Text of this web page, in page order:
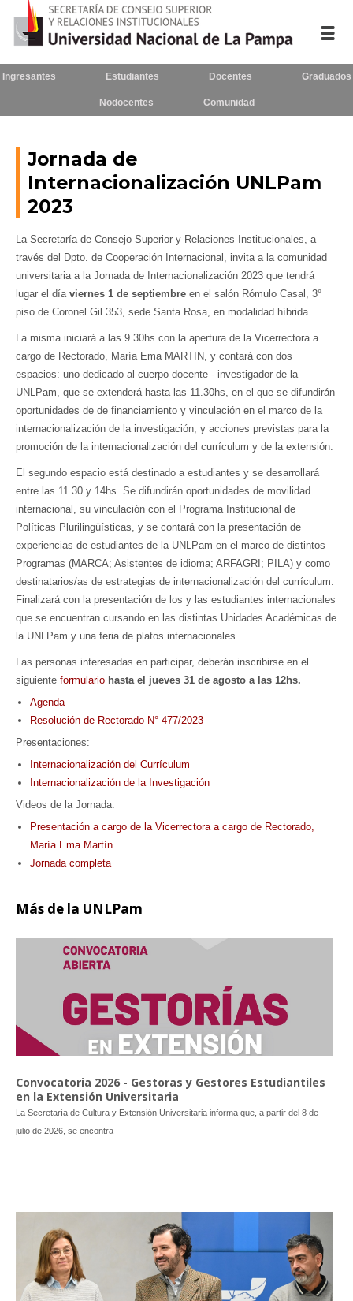
Consejo Superior
Rectorado / Secretarías
Contacto
Seguínosen:
Ingresantes Estudiantes Docentes Graduados
Nodocentes Comunidad
Jornada de
Internacionalización UNLPam
2023
La Secretaría de Consejo Superior y Relaciones Institucionales, a
través del Dpto. de Cooperación Internacional, invita a la comunidad
universitaria a la Jornada de Internacionalización 2023 que tendrá
lugar el día viernes 1 de septiembre en el salón Rómulo Casal, 3°
piso de Coronel Gil 353, sede Santa Rosa, en modalidad híbrida.
La misma iniciará a las 9.30hs con la apertura de la Vicerrectora a
cargo de Rectorado, María Ema MARTIN, y contará con dos
espacios: uno dedicado al cuerpo docente - investigador de la
UNLPam, que se extenderá hasta las 11.30hs, en el que se difundirán
oportunidades de de financiamiento y vinculación en el marco de la
internacionalización de la investigación; y acciones previstas para la
promoción de la internacionalización del currículum y de la extensión.
El segundo espacio está destinado a estudiantes y se desarrollará
entre las 11.30 y 14hs. Se difundirán oportunidades de movilidad
internacional, su vinculación con el Programa Institucional de
Políticas Plurilingüísticas, y se contará con la presentación de
experiencias de estudiantes de la UNLPam en el marco de distintos
Programas (MARCA; Asistentes de idioma; ARFAGRI; PILA) y como
destinatarios/as de estrategias de internacionalización del currículum.
Finalizará con la presentación de los y las estudiantes internacionales
que se encuentran cursando en las distintas Unidades Académicas de
la UNLPam y una feria de platos internacionales.
Las personas interesadas en participar, deberán inscribirse en el
siguiente formulario hasta el jueves 31 de agosto a las 12hs.
Agenda
Resolución de Rectorado N° 477/2023
Presentaciones:
Internacionalización del Currículum
Internacionalización de la Investigación
Videos de la Jornada:
Presentación a cargo de la Vicerrectora a cargo de Rectorado,
María Ema Martín
Jornada completa
Más de la UNLPam
Convocatoria 2026 - Gestoras y Gestores Estudiantiles
en la Extensión Universitaria
La Secretaría de Cultura y Extensión Universitaria informa que, a partir del 8 de
julio de 2026, se encontra